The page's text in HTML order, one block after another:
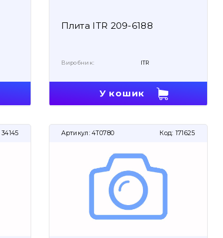
Плита ITR 209-6188
Виробник: ITR
У кошик
34145 Артикул: 4T0780 Код: 171625